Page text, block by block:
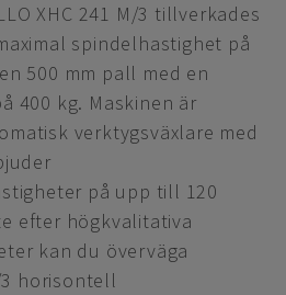
XHC 241 M/3 tillverkades
spindelhastighet på
500 mm pall med en
400 kg. Maskinen är
verktygsväxlare med
på upp till 120
efter högkvalitativa
kan du överväga
3 horisontell